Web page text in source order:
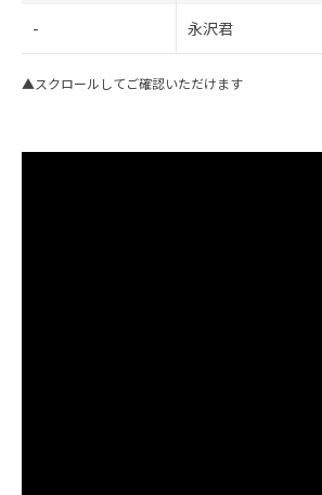
- 永沢君
▲スクロールしてご確認いただけます